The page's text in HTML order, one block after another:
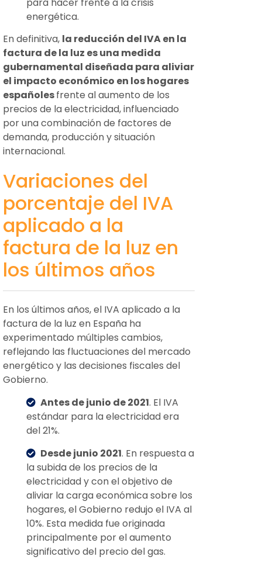
energética.
En definitiva, la reducción del IVA en la
factura de la luz es una medida
gubernamental diseñada para aliviar
el impacto económico en los hogares
españolesfrente al aumento de los
precios de la electricidad, influenciado
por una combinación de factores de
demanda, producción y situación
internacional.
Variaciones del
porcentaje del IVA
aplicado a la
factura de la luz en
los últimos años
En los últimos años, el IVA aplicado a la
factura de la luz en España ha
experimentado múltiples cambios,
reflejando las fluctuaciones del mercado
energético y las decisiones fiscales del
Gobierno.
Antes de junio de 2021. El IVA
estándar para la electricidad era
del 21%.
Desde junio 2021. En respuesta a
la subida de los precios de la
electricidad y con el objetivo de
aliviar la carga económica sobre los
hogares, el Gobierno redujo el IVA al
10%. Esta medida fue originada
principalmente por el aumento
significativo del precio del gas.